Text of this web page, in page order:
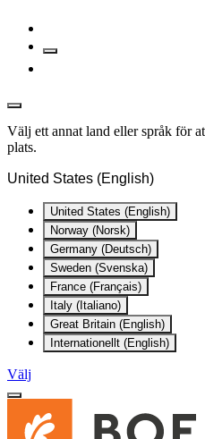
Välj ett annat land eller språk för
plats.
United States (English)
United States (English)
Norway (Norsk)
Germany (Deutsch)
Sweden (Svenska)
France (Français)
Italy (Italiano)
Great Britain (English)
Internationellt (English)
Välj